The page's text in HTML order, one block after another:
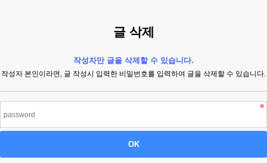
글 삭제
작성자만 글을 삭제할 수 있습니다.
작성자 본인이라면, 글 작성시 입력한 비밀번호를 입력하여 글을 삭제할 수 있습니다.